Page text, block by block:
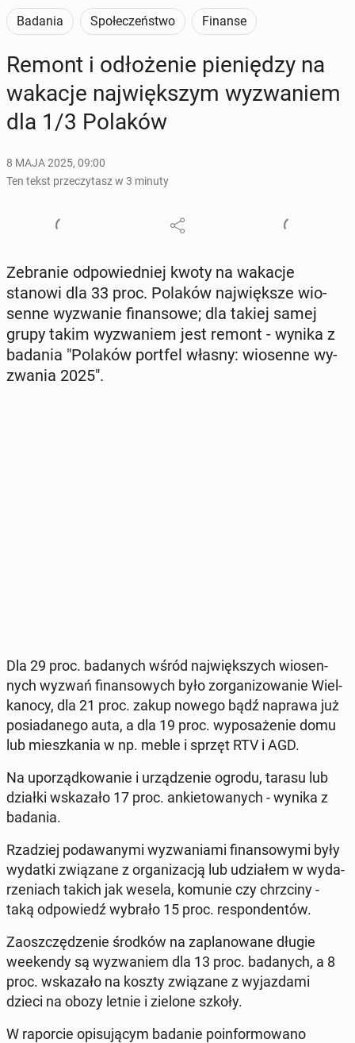
Badania Społeczeństwo Finanse
Remont i odło­że­nie pie­nię­dzy na
wakacje naj­więk­szym wy­zwa­niem
dla 1/3 Polaków
8 MAJA 2025, 09:00
Ten tekst przeczytasz w 3 minuty
Ze­bra­nie od­po­wied­niej kwoty na wakacje
stanowi dla 33 proc. Polaków naj­więk­sze wio­
sen­ne wy­zwa­nie fi­nan­so­we; dla takiej samej
grupy takim wy­zwa­niem jest remont - wynika z
badania "Polaków portfel własny: wio­sen­ne wy­
zwa­nia 2025".
Dla 29 proc. ba­da­nych wśród naj­więk­szych wio­sen­
nych wyzwań fi­nan­so­wych było zor­ga­ni­zo­wa­nie Wiel­
ka­no­cy, dla 21 proc. zakup nowego bądź naprawa już
po­sia­da­ne­go auta, a dla 19 proc. wy­po­sa­że­nie domu
lub miesz­ka­nia w np. meble i sprzęt RTV i AGD.
Na upo­rząd­ko­wa­nie i urzą­dze­nie ogrodu, tarasu lub
działki wska­za­ło 17 proc. an­kie­to­wa­nych - wynika z
badania.
Rza­dziej po­da­wa­ny­mi wy­zwa­nia­mi fi­nan­so­wy­mi były
wydatki zwią­za­ne z or­ga­ni­za­cją lub udzia­łem w wy­da­
rze­niach takich jak wesela, komunie czy chrzci­ny -
taką od­po­wiedź wybrało 15 proc. re­spon­den­tów.
Za­osz­czę­dze­nie środków na za­pla­no­wa­ne długie
week­en­dy są wy­zwa­niem dla 13 proc. ba­da­nych, a 8
proc. wska­za­ło na koszty zwią­za­ne z wy­jaz­da­mi
dzieci na obozy letnie i zielone szkoły.
W ra­por­cie opi­su­ją­cym badanie po­in­for­mo­wa­no